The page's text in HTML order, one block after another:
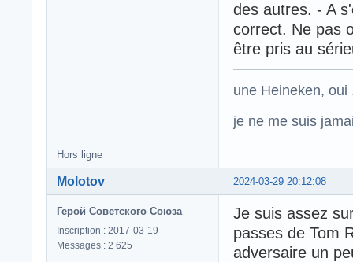
des autres. - A
correct. Ne pas
être pris au
une Heineken,
je ne me suis
Hors ligne
2024-03-29 20:12:08
Molotov
Герой Советского Союза
Inscription : 2017-03-19
Messages : 2 625
Je suis assez
passes de Tom
adversaire un